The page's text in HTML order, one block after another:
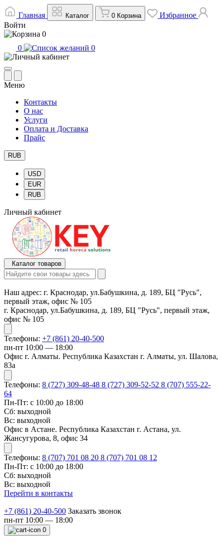
Главная Каталог 0 Корзина
Избранное
Войти
0
0
0
Меню
Контакты
О нас
Услуги
Оплата и Доставка
Прайс
RUB
USD
EUR
RUB
Личный кабинет
Каталог товаров
Наш адрес: г. Краснодар, ул.Бабушкина, д. 189, БЦ "Русь",
первый этаж, офис № 105
г. Краснодар, ул.Бабушкина, д. 189, БЦ "Русь", первый этаж,
офис № 105
Телефоны: +7 (861) 20-40-500
пн-пт 10:00 — 18:00
Офис г. Алматы. Республика Казахстан г. Алматы, ул. Шалова,
83а
Телефоны: 8 (727) 309-48-48 8 (727) 309-52-52 8 (707) 555-22-
64
Пн-Пт: с 10:00 до 18:00
Сб: выходной
Вс: выходной
Офис в Астане. Республика Казахстан г. Астана, ул.
Жансугурова, 8, офис 34
Телефоны: 8 (707) 701 08 20 8 (707) 701 08 12
Пн-Пт: с 10:00 до 18:00
Сб: выходной
Вс: выходной
Перейти в контакты
+7 (861) 20-40-500 Заказать звонок
пн-пт 10:00 — 18:00
0